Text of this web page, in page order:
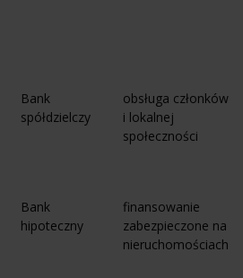
Bank
spółdzielczy
obsługa członków
i lokalnej
społeczności
Bank
hipoteczny
finansowanie
zabezpieczone na
nieruchomościach